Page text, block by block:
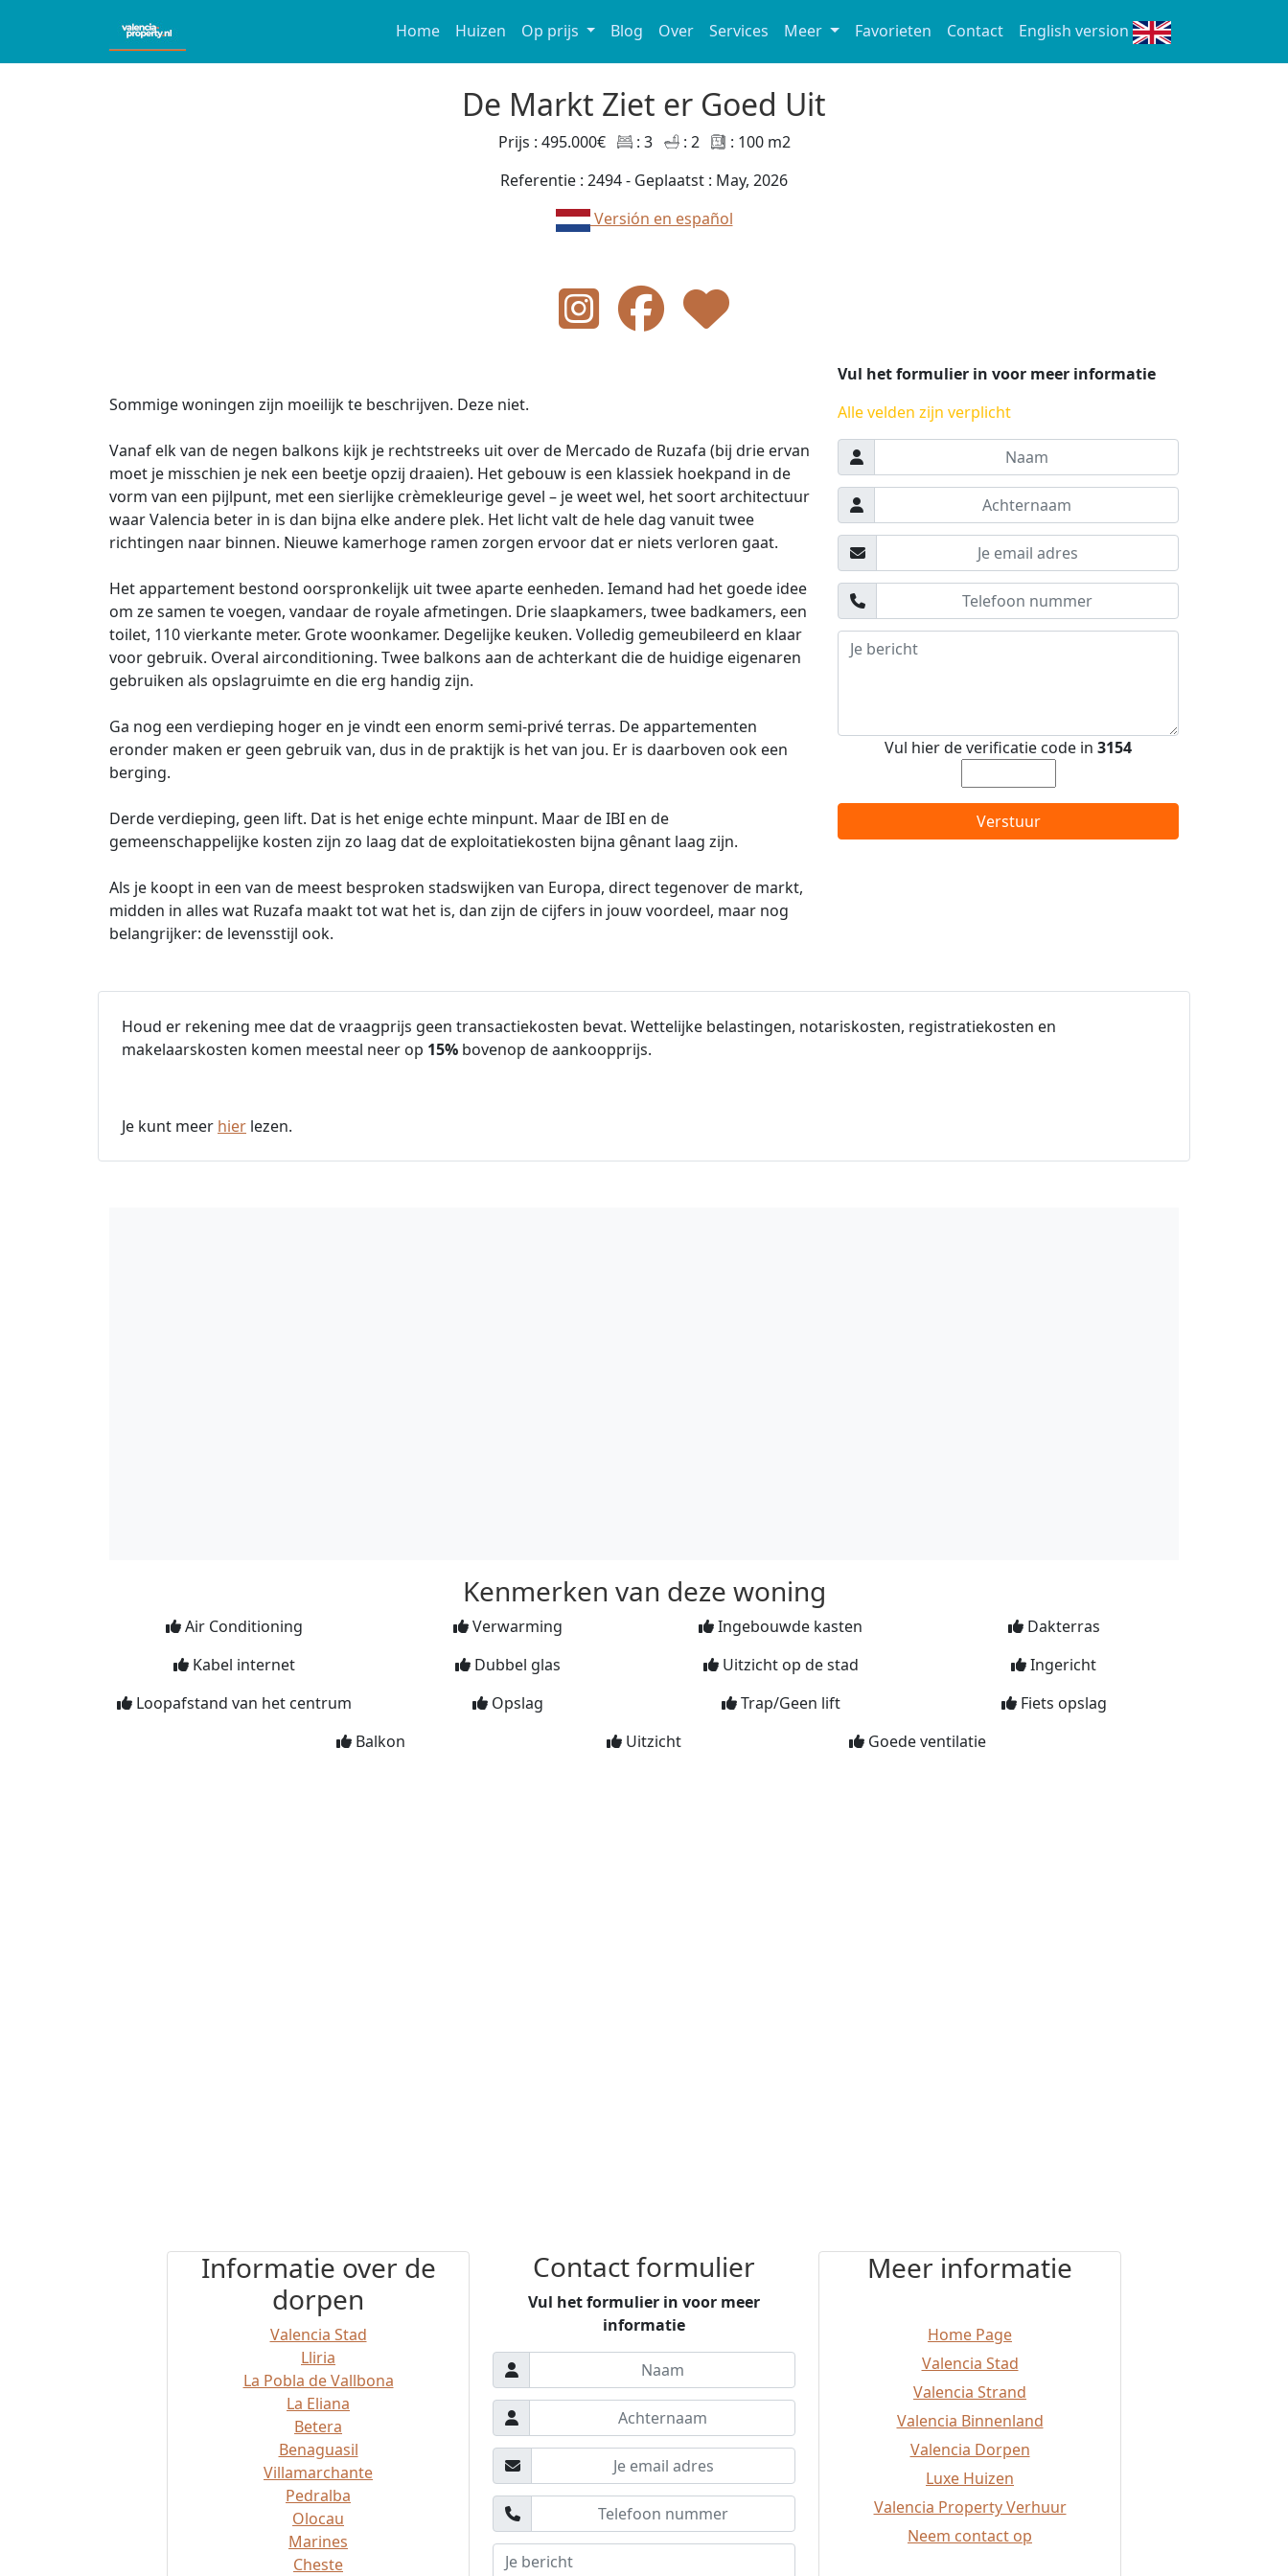
Home Huizen Op prijs Blog Over Services Meer Favorieten Contact English version
De Markt Ziet er Goed Uit
Prijs : 495.000€ : 3 : 2
: 100 m2
Referentie : 2494 - Geplaatst : May, 2026
Versión en español
Sommige woningen zijn moeilijk te beschrijven. Deze niet.
Vanaf elk van de negen balkons kijk je rechtstreeks uit over de Mercado de Ruzafa (bij drie ervan
moet je misschien je nek een beetje opzij draaien). Het gebouw is een klassiek hoekpand in de
vorm van een pijlpunt, met een sierlijke crèmekleurige gevel – je weet wel, het soort architectuur
waar Valencia beter in is dan bijna elke andere plek. Het licht valt de hele dag vanuit twee
richtingen naar binnen. Nieuwe kamerhoge ramen zorgen ervoor dat er niets verloren gaat.
Het appartement bestond oorspronkelijk uit twee aparte eenheden. Iemand had het goede idee
om ze samen te voegen, vandaar de royale afmetingen. Drie slaapkamers, twee badkamers, een
toilet, 110 vierkante meter. Grote woonkamer. Degelijke keuken. Volledig gemeubileerd en klaar
voor gebruik. Overal airconditioning. Twee balkons aan de achterkant die de huidige eigenaren
gebruiken als opslagruimte en die erg handig zijn.
Ga nog een verdieping hoger en je vindt een enorm semi-privé terras. De appartementen
eronder maken er geen gebruik van, dus in de praktijk is het van jou. Er is daarboven ook een
berging.
Derde verdieping, geen lift. Dat is het enige echte minpunt. Maar de IBI en de
gemeenschappelijke kosten zijn zo laag dat de exploitatiekosten bijna gênant laag zijn.
Als je koopt in een van de meest besproken stadswijken van Europa, direct tegenover de markt,
midden in alles wat Ruzafa maakt tot wat het is, dan zijn de cijfers in jouw voordeel, maar nog
belangrijker: de levensstijl ook.
Vul het formulier in voor meer informatie
Alle velden zijn verplicht
Vul hier de verificatie code in 3154
Verstuur
Houd er rekening mee dat de vraagprijs geen transactiekosten bevat. Wettelijke belastingen, notariskosten, registratiekosten en
makelaarskosten komen meestal neer op 15% bovenop de aankoopprijs.
Je kunt meer hier lezen.
Kenmerken van deze woning
Air Conditioning Verwarming Ingebouwde kasten
Dakterras
Kabel internet
Dubbel glas Uitzicht op de stad
Ingericht
Loopafstand van het centrum
Opslag Trap/Geen lift
Fiets opslag
Balkon
Uitzicht Goede ventilatie
Informatie over de
dorpen
Valencia Stad
Lliria
La Pobla de Vallbona
La Eliana
Betera
Benaguasil
Villamarchante
Pedralba
Olocau
Marines
Cheste
Contact formulier
Vul het formulier in voor meer
informatie
Meer informatie
Home Page
Valencia Stad
Valencia Strand
Valencia Binnenland
Valencia Dorpen
Luxe Huizen
Valencia Property Verhuur
Neem contact op